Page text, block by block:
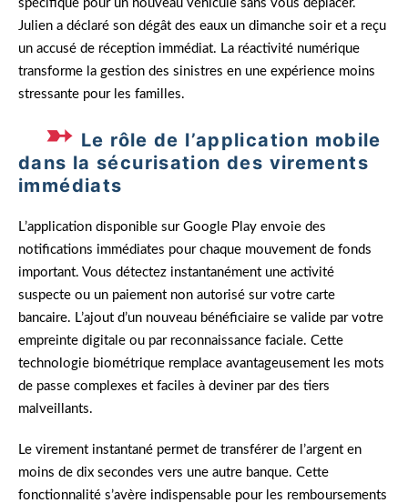
spécifique pour un nouveau véhicule sans vous déplacer.
Julien a déclaré son dégât des eaux un dimanche soir et a reçu
un accusé de réception immédiat. La réactivité numérique
transforme la gestion des sinistres en une expérience moins
stressante pour les familles.
Le rôle de l’application mobile
dans la sécurisation des virements
immédiats
L’application disponible sur Google Play envoie des
notifications immédiates pour chaque mouvement de fonds
important. Vous détectez instantanément une activité
suspecte ou un paiement non autorisé sur votre carte
bancaire. L’ajout d’un nouveau bénéficiaire se valide par votre
empreinte digitale ou par reconnaissance faciale. Cette
technologie biométrique remplace avantageusement les mots
de passe complexes et faciles à deviner par des tiers
malveillants.
Le virement instantané permet de transférer de l’argent en
moins de dix secondes vers une autre banque. Cette
fonctionnalité s’avère indispensable pour les remboursements